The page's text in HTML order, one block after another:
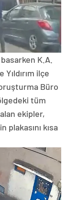
K.A.
ilçe
Büro
tüm
ekipler,
kısa